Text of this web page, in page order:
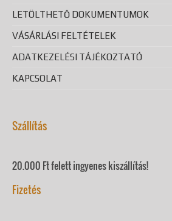
LETÖLTHETŐ DOKUMENTUMOK
VÁSÁRLÁSI FELTÉTELEK
ADATKEZELÉSI TÁJÉKOZTATÓ
KAPCSOLAT
Szállítás
20.000 Ft felett ingyenes kiszállítás!
Fizetés